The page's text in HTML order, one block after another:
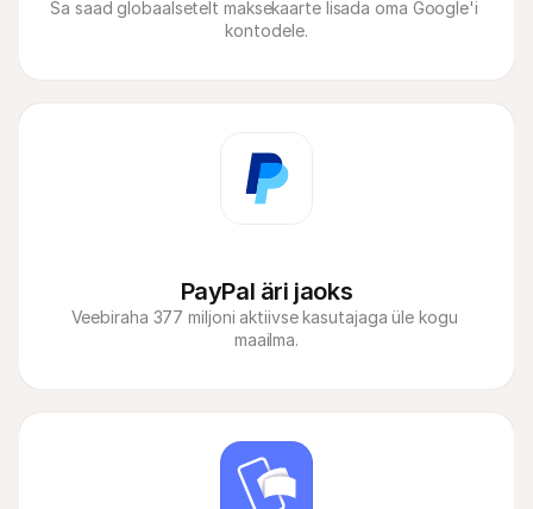
Sa saad globaalsetelt maksekaarte lisada oma Google'i
kontodele.
PayPal äri jaoks
Veebiraha 377 miljoni aktiivse kasutajaga üle kogu
maailma.